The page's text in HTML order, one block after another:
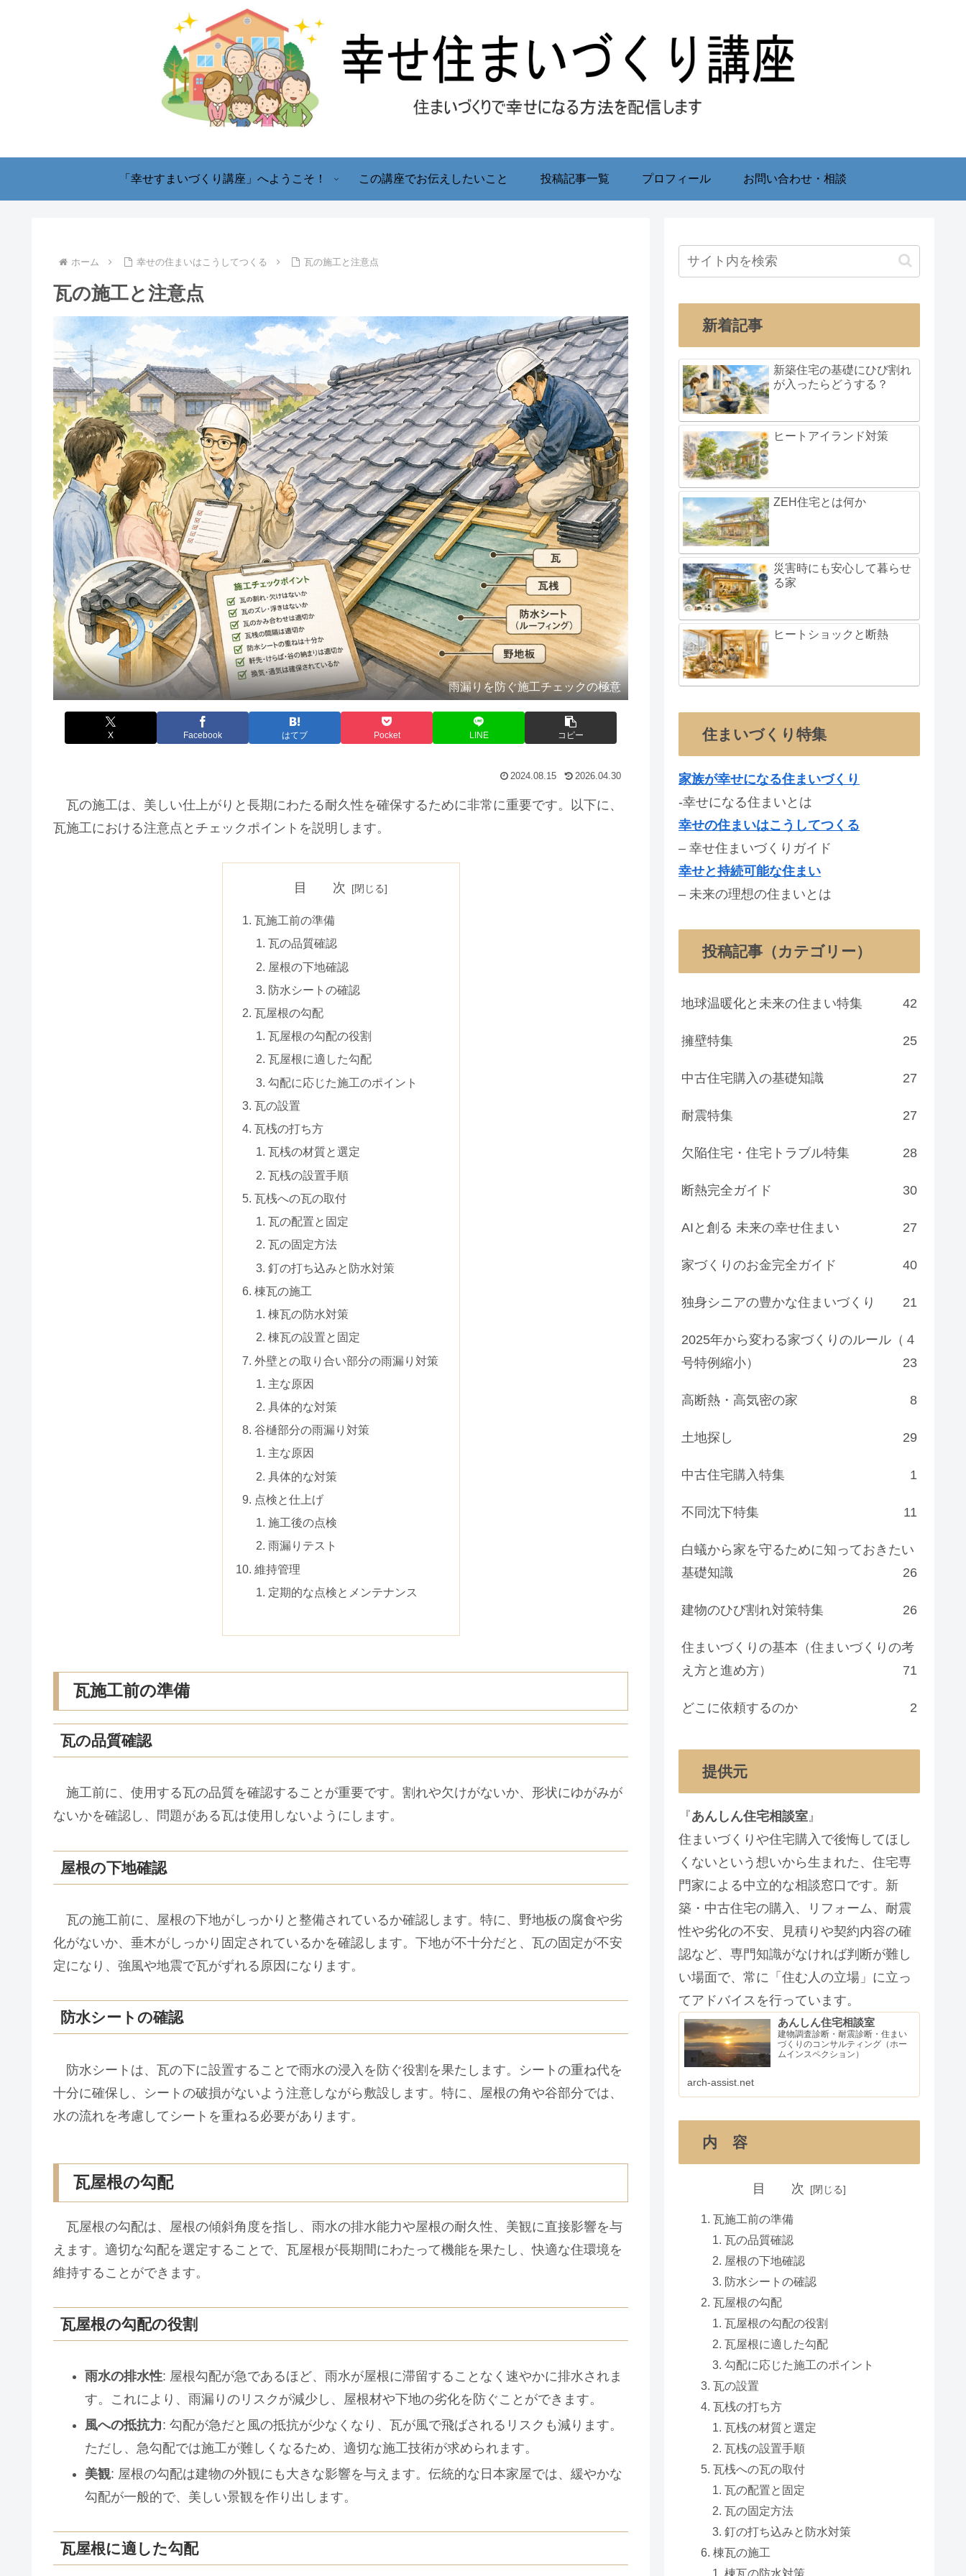
「幸せすまいづくり講座」へようこそ！ この講座でお伝えしたいこと 投稿記事一覧 プロフィール お問い合わせ・相談
ホーム 幸せの住まいはこうしてつくる 瓦の施工と注意点
瓦の施工と注意点
雨漏りを防ぐ施工チェックの極意
X Facebook はてブ Pocket LINE コピー
2024.08.15 2026.04.30
瓦の施工は、美しい仕上がりと長期にわたる耐久性を確保するために非常に重要です。以下に、
瓦施工における注意点とチェックポイントを説明します。
目 次
瓦施工前の準備
瓦の品質確認
屋根の下地確認
防水シートの確認
瓦屋根の勾配
瓦屋根の勾配の役割
瓦屋根に適した勾配
勾配に応じた施工のポイント
瓦の設置
瓦桟の打ち方
瓦桟の材質と選定
瓦桟の設置手順
瓦桟への瓦の取付
瓦の配置と固定
瓦の固定方法
釘の打ち込みと防水対策
棟瓦の施工
棟瓦の防水対策
棟瓦の設置と固定
外壁との取り合い部分の雨漏り対策
主な原因
具体的な対策
谷樋部分の雨漏り対策
主な原因
具体的な対策
点検と仕上げ
施工後の点検
雨漏りテスト
維持管理
定期的な点検とメンテナンス
瓦施工前の準備
瓦の品質確認
施工前に、使用する瓦の品質を確認することが重要です。割れや欠けがないか、形状にゆがみが
ないかを確認し、問題がある瓦は使用しないようにします。
屋根の下地確認
瓦の施工前に、屋根の下地がしっかりと整備されているか確認します。特に、野地板の腐食や劣
化がないか、垂木がしっかり固定されているかを確認します。下地が不十分だと、瓦の固定が不安
定になり、強風や地震で瓦がずれる原因になります。
防水シートの確認
防水シートは、瓦の下に設置することで雨水の浸入を防ぐ役割を果たします。シートの重ね代を
十分に確保し、シートの破損がないよう注意しながら敷設します。特に、屋根の角や谷部分では、
水の流れを考慮してシートを重ねる必要があります。
瓦屋根の勾配
瓦屋根の勾配は、屋根の傾斜角度を指し、雨水の排水能力や屋根の耐久性、美観に直接影響を与
えます。適切な勾配を選定することで、瓦屋根が長期間にわたって機能を果たし、快適な住環境を
維持することができます。
瓦屋根の勾配の役割
雨水の排水性: 屋根勾配が急であるほど、雨水が屋根に滞留することなく速やかに排水されま
す。これにより、雨漏りのリスクが減少し、屋根材や下地の劣化を防ぐことができます。
風への抵抗力: 勾配が急だと風の抵抗が少なくなり、瓦が風で飛ばされるリスクも減ります。
ただし、急勾配では施工が難しくなるため、適切な施工技術が求められます。
美観: 屋根の勾配は建物の外観にも大きな影響を与えます。伝統的な日本家屋では、緩やかな
勾配が一般的で、美しい景観を作り出します。
瓦屋根に適した勾配
新着記事
新築住宅の基礎にひび割れ
が入ったらどうする？
ヒートアイランド対策
ZEH住宅とは何か
災害時にも安心して暮らせ
る家
ヒートショックと断熱
住まいづくり特集
家族が幸せになる住まいづくり
-幸せになる住まいとは
幸せの住まいはこうしてつくる
– 幸せ住まいづくりガイド
幸せと持続可能な住まい
– 未来の理想の住まいとは
投稿記事（カテゴリー）
地球温暖化と未来の住まい特集 42
擁壁特集 25
中古住宅購入の基礎知識 27
耐震特集 27
欠陥住宅・住宅トラブル特集 28
断熱完全ガイド 30
AIと創る 未来の幸せ住まい 27
家づくりのお金完全ガイド 40
独身シニアの豊かな住まいづくり 21
2025年から変わる家づくりのルール（４
号特例縮小）
23
高断熱・高気密の家 8
土地探し 29
中古住宅購入特集 1
不同沈下特集 11
白蟻から家を守るために知っておきたい
基礎知識
26
建物のひび割れ対策特集 26
住まいづくりの基本（住まいづくりの考
え方と進め方）
71
どこに依頼するのか 2
提供元
『あんしん住宅相談室』
住まいづくりや住宅購入で後悔してほし
くないという想いから生まれた、住宅専
門家による中立的な相談窓口です。新
築・中古住宅の購入、リフォーム、耐震
性や劣化の不安、見積りや契約内容の確
認など、専門知識がなければ判断が難し
い場面で、常に「住む人の立場」に立っ
てアドバイスを行っています。
あんしん住宅相談室
建物調査診断・耐震診断・住まい
づくりのコンサルティング（ホー
ムインスペクション）
arch-assist.net
内 容
目 次
瓦施工前の準備
瓦の品質確認
屋根の下地確認
防水シートの確認
瓦屋根の勾配
瓦屋根の勾配の役割
瓦屋根に適した勾配
勾配に応じた施工のポイント
瓦の設置
瓦桟の打ち方
瓦桟の材質と選定
瓦桟の設置手順
瓦桟への瓦の取付
瓦の配置と固定
瓦の固定方法
釘の打ち込みと防水対策
棟瓦の施工
棟瓦の防水対策